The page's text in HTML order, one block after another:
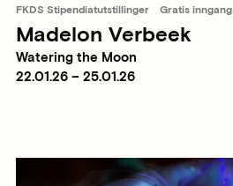
FKDS Stipendiatutstillinger Gratis inngang
Madelon Verbeek
Watering the Moon
22.01.26 – 25.01.26